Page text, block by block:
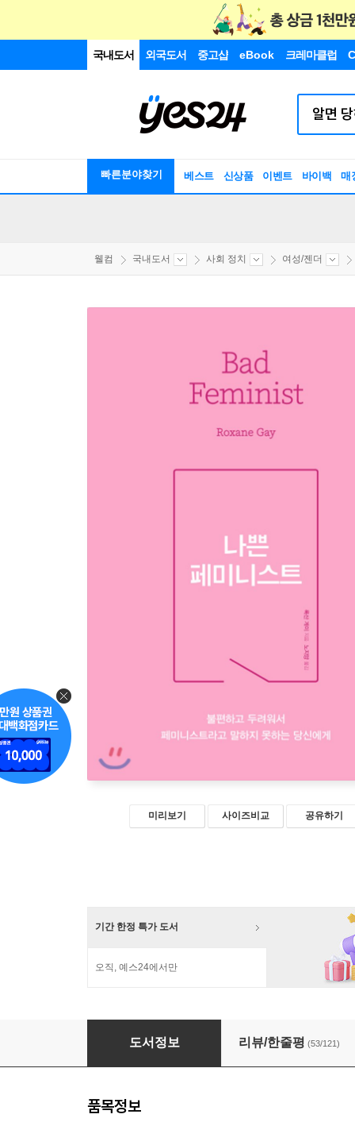
국내도서 외국도서 중고샵 eBook 크레마클럽
빠른분야찾기 베스트 신상품 이벤트 바이백 매
웰컴 국내도서 사회 정치 여성/젠더
미리보기 사이즈비교 공유하기
기간 한정 특가 도서
오직, 예스24에서만
나쁜 페미니스트
도서정보 리뷰/한줄평 (53/121)
품목정보